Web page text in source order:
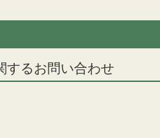
するお問い合わせ